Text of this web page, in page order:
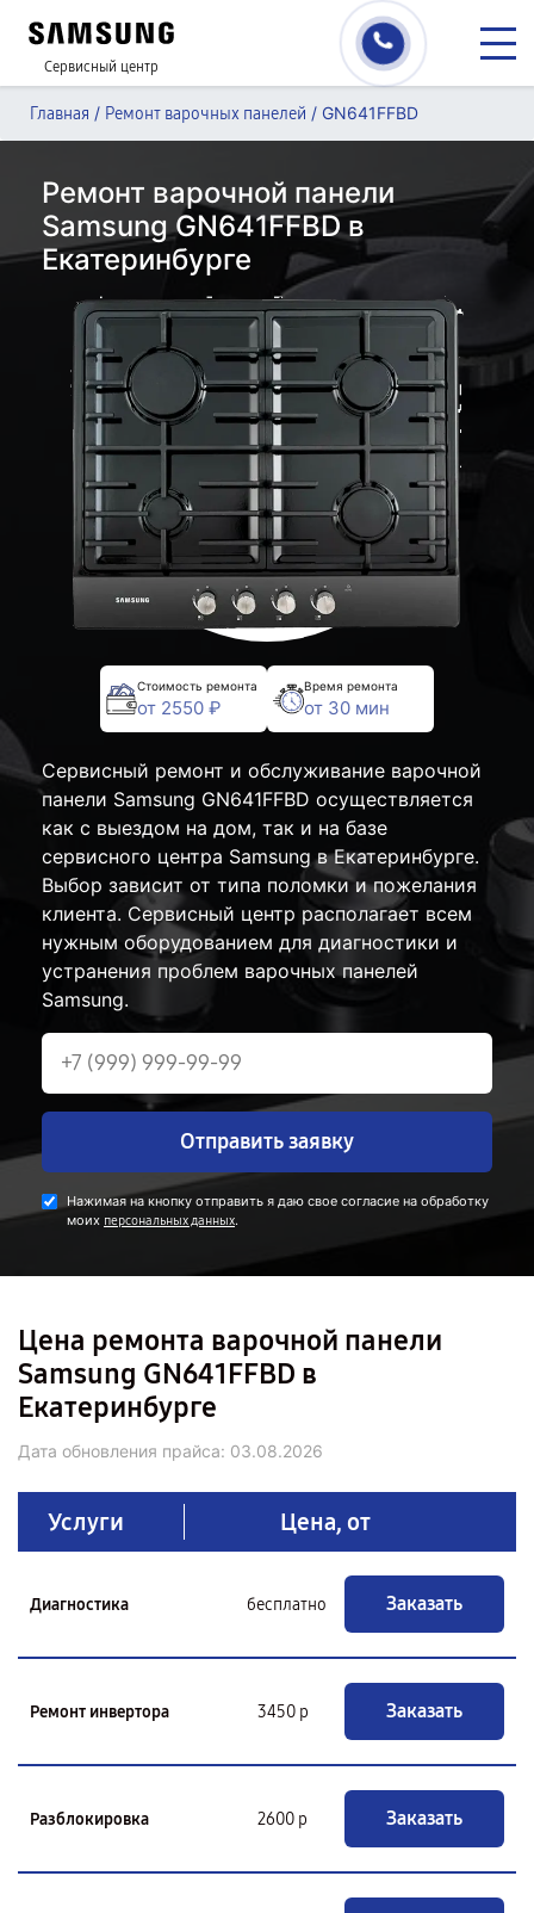
Сервисный центр
Главная / Ремонт варочных панелей / GN641FFBD
Ремонт варочной панели
Samsung GN641FFBD в
Екатеринбурге
Стоимость ремонта
от 2550 ₽
Время ремонта
от 30 мин
Сервисный ремонт и обслуживание варочной
панели Samsung GN641FFBD осуществляется
как с выездом на дом, так и на базе
сервисного центра Samsung в Екатеринбурге.
Выбор зависит от типа поломки и пожелания
клиента. Сервисный центр располагает всем
нужным оборудованием для диагностики и
устранения проблем варочных панелей
Samsung.
Отправить заявку
Нажимая на кнопку отправить я даю свое согласие на обработку
моих персональных данных.
Цена ремонта варочной панели
Samsung GN641FFBD в
Екатеринбурге
Дата обновления прайса: 03.08.2026
Услуги Цена, от
Диагностика бесплатно Заказать
Ремонт инвертора 3450 р Заказать
Разблокировка 2600 р Заказать